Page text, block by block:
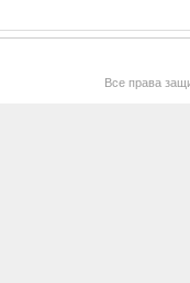
Все права